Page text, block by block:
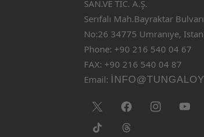
SAN.VE TIC. A.Ş.
Serıfalı Mah.Bayraktar
No:26 34775 Umranıye,
Phone: +90 216 540 04 67
FAX: +90 216 540 04 87
Email: